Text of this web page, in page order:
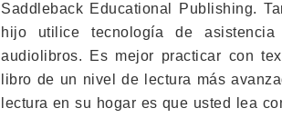
Saddleback Educational Publishing.
hijo utilice tecnología de
audiolibros. Es mejor practicar con
libro de un nivel de lectura más
lectura en su hogar es que usted lea